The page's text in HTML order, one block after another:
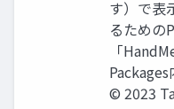
す）で表
るための
「
© 2023